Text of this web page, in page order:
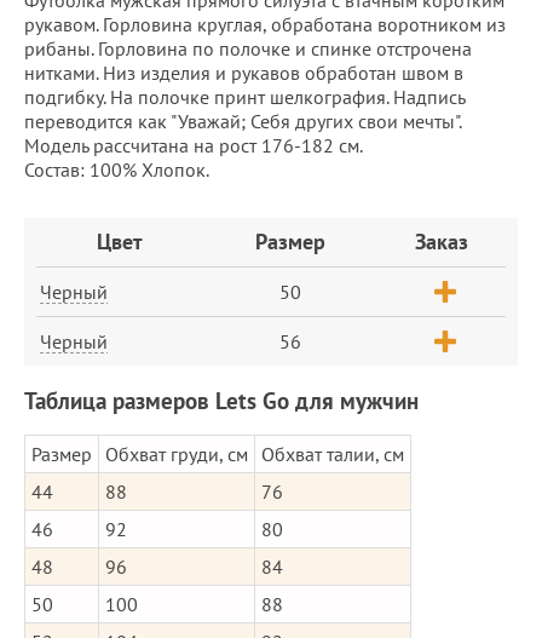
рукавом. Горловина круглая, обработана воротником из
рибаны. Горловина по полочке и спинке отстрочена
нитками. Низ изделия и рукавов обработан швом в
подгибку. На полочке принт шелкография. Надпись
переводится как "Уважай; Себя других свои мечты".
Модель рассчитана на рост 176-182 см.
Состав: 100% Хлопок.
ЗаказЦвет Размер Заказ
Черный 50
Черный 56
Таблица размеров Lets Go для мужчин
Размер Обхват груди, см
Обхват талии, см
44
88
76
46
92
80
48
96
84
50
100
88